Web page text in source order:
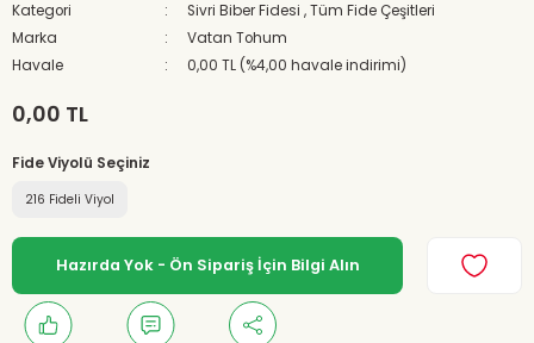
Kategori Sivri Biber Fidesi ,Tüm Fide Çeşitleri
Marka
Vatan Tohum
Havale
0,00 TL (%4,00 havale indirimi)
0,00 TL
Fide Viyolü Seçiniz
216 Fideli Viyol
Hazırda Yok - Ön Sipariş İçin Bilgi Alın